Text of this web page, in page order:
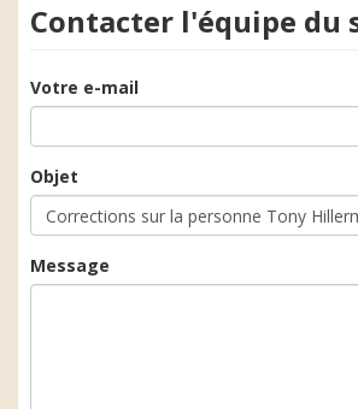
Contacter l'équipe du
Votre e-mail
Objet
Message